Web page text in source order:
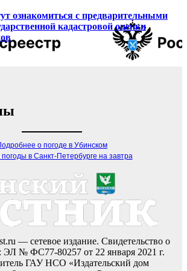
ознакомиться с предварительными
кадастровой оценки
о погоде в Убинском
погоды в Санкт-Петербурге на завтра
— сетевое издание. Свидетельство о
№ ФС77-80257 от 22 января 2021 г.
ГАУ НСО «Издательский дом